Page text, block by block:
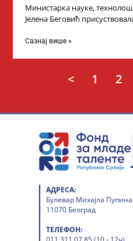
Министарка науке,
Јелена Беговић
„Доситеја” Фонда
Сазнај више »
< 1 2
АДРЕСА:
Булевар Михајла Пупина
11070 Београд
ТЕЛЕФОН: